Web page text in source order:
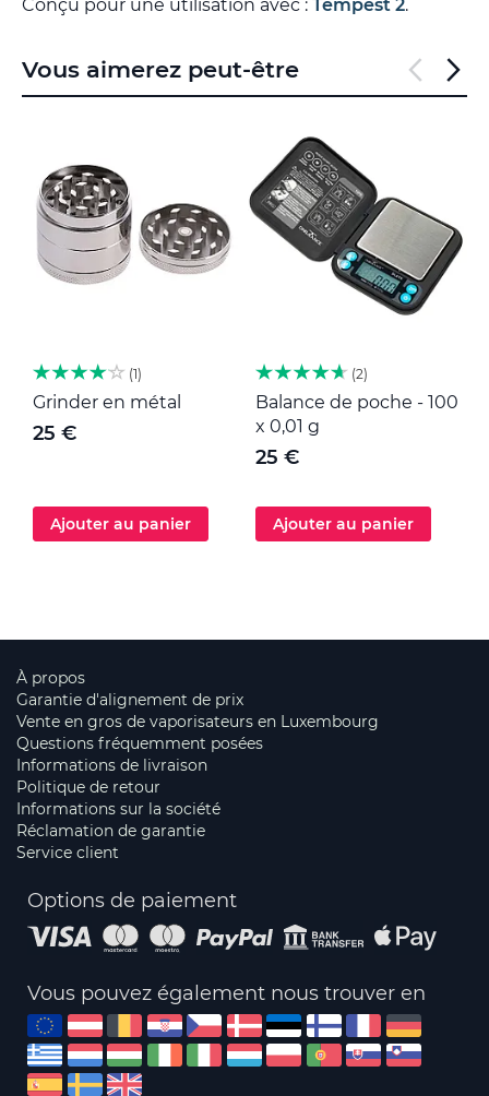
Conçu pour une utilisation avec : Tempest 2.
Vous aimerez peut-être
1
Grinder en métal
25 €
Ajouter au panier
2
Balance de poche - 100
x 0,01 g
25 €
Ajouter au panier
À propos
Garantie d'alignement de prix
Vente en gros de vaporisateurs en Luxembourg
Questions fréquemment posées
Informations de livraison
Politique de retour
Informations sur la société
Réclamation de garantie
Service client
Options de paiement
Vous pouvez également nous trouver en